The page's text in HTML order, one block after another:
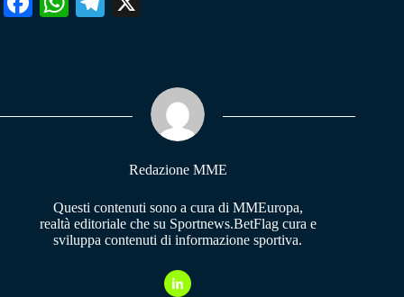
pp m
Redazione MME
Questi contenuti sono a cura di MMEuropa,
realtà editoriale che su Sportnews.BetFlag cura e
sviluppa contenuti di informazione sportiva.